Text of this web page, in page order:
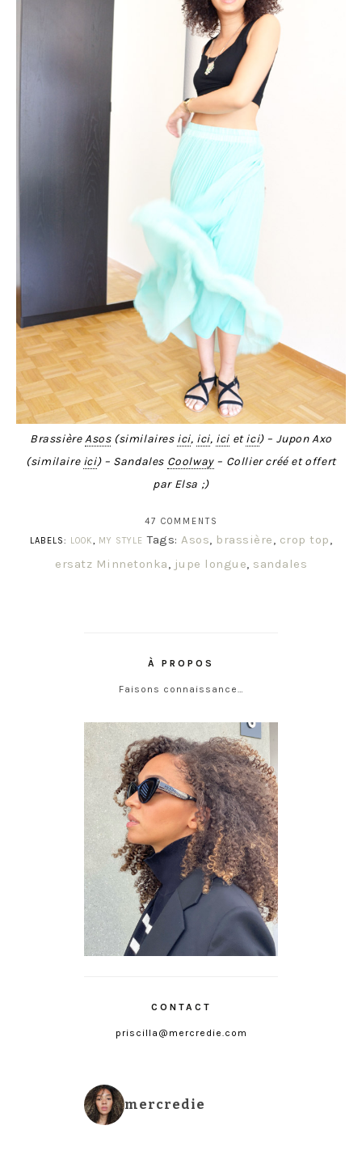
BrassièreAsos(similaires ici, ici, ici etici) – Jupon Axo
(similaire ici) – Sandales Coolway– Collier créé et offert
par Elsa ;)
47 COMMENTS
LABELS: LOOK, MY STYLE Tags: Asos, brassière, crop top,
ersatz Minnetonka, jupe longue, sandales
À PROPOS
Faisons connaissance…
CONTACT
priscilla@mercredie.com
mercredie